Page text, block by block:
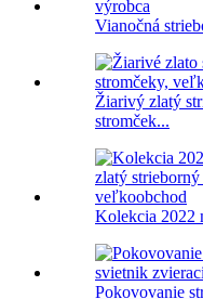
Vianočná
Žiarivý zlatý
stromček...
Kolekcia 2022
Pokovovanie